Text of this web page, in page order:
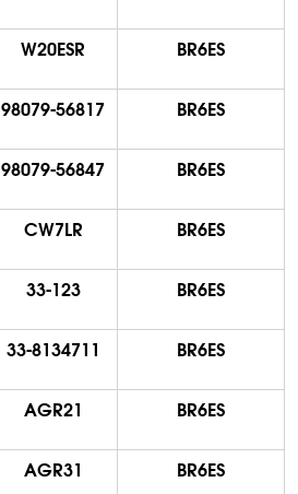
W20ESR BR6ES
98079-56817 BR6ES
98079-56847 BR6ES
CW7LR BR6ES
33-123 BR6ES
33-8134711 BR6ES
AGR21 BR6ES
AGR31 BR6ES